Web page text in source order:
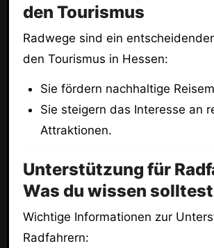
den Tourismus
Radwege sind ein
den Tourismus in Hessen:
Sie fördern nachhaltige
Sie steigern das Interesse an
Attraktionen.
Unterstützung für
Was du wissen solltest
Wichtige Informationen zur
Radfahrern: